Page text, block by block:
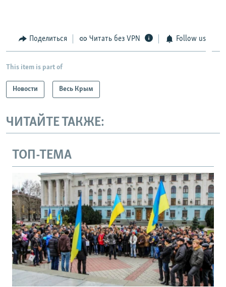
Поделиться Читать без VPN Follow us
This item is part of
Новости Весь Крым
ЧИТАЙТЕ ТАКЖЕ:
ТОП-ТЕМА